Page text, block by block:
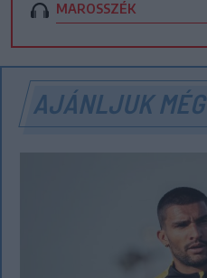
MAROSSZÉK
AJÁNLJUK MÉG